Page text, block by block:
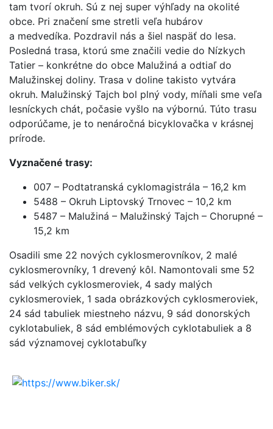
tam tvorí okruh. Sú z nej super výhľady na okolité
obce. Pri značení sme stretli veľa hubárov
a medvedíka. Pozdravil nás a šiel naspäť do lesa.
Posledná trasa, ktorú sme značili vedie do Nízkych
Tatier – konkrétne do obce Malužiná a odtiaľ do
Malužinskej doliny. Trasa v doline takisto vytvára
okruh. Malužinský Tajch bol plný vody, míňali sme veľa
lesníckych chát, počasie vyšlo na výbornú. Túto trasu
odporúčame, je to nenáročná bicyklovačka v krásnej
prírode.
Vyznačené trasy:
007 – Podtatranská cyklomagistrála – 16,2 km
5488 – Okruh Liptovský Trnovec – 10,2 km
5487 – Malužiná – Malužinský Tajch – Chorupné –
15,2 km
Osadili sme 22 nových cyklosmerovníkov, 2 malé
cyklosmerovníky, 1 drevený kôl. Namontovali sme 52
sád velkých cyklosmeroviek, 4 sady malých
cyklosmeroviek, 1 sada obrázkových cyklosmeroviek,
24 sád tabuliek miestneho názvu, 9 sád donorských
cyklotabuliek, 8 sád emblémových cyklotabuliek a 8
sád významovej cyklotabuľky